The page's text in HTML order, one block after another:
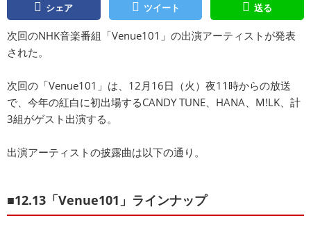
シェア ツイート 送る
次回のNHK音楽番組「Venue101」の出演アーティストが発表
された。
次回の「Venue101」は、12月16日（火）夜11時からの放送
で、今年の紅白に初出場するCANDY TUNE、HANA、M!LK、計
3組がゲスト出演する。
出演アーティストの披露曲は以下の通り。
■12.13「Venue101」ラインナップ